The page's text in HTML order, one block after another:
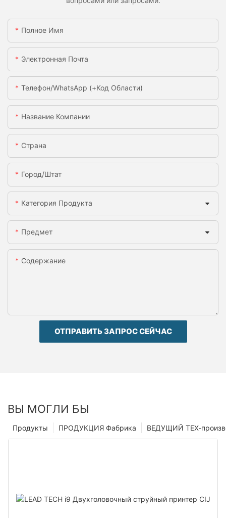
Полное Имя
Электронная Почта
Телефон/WhatsApp (+код Области)
Название Компании
Страна
Город/штат
Категория Продукта
Предмет
Содержание
ОТПРАВИТЬ ЗАПРОС СЕЙЧАС
ВЫ МОГЛИ БЫ
ВЕДУЩИЙ ТЕХ-
ПРОДУКЦИЯ Фабрика
Продукты